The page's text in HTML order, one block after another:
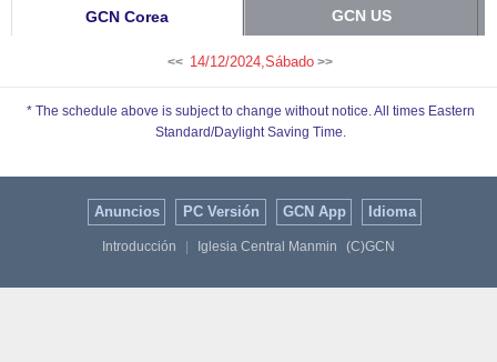
GCN Corea GCN US
<< 14/12/2024,Sábado >>
* The schedule above is subject to change without notice. All times Eastern
Standard/Daylight Saving Time.
Anuncios PC Versión GCN App Idioma
Introducción Iglesia Central Manmin (C)GCN